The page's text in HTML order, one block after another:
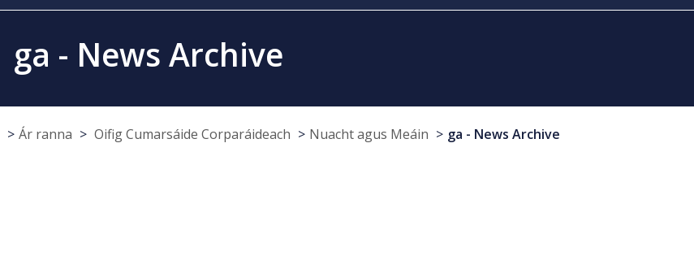
ga - News Archive
Ár ranna Oifig Cumarsáide Corparáideach Nuacht agus Meáin
ga - News Archive